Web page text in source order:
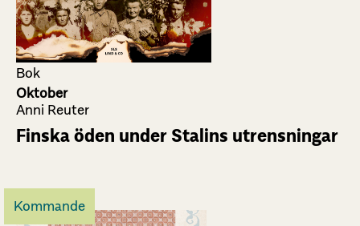
Bok
Oktober
Anni Reuter
Finska öden under Stalins utrensningar
Kommande